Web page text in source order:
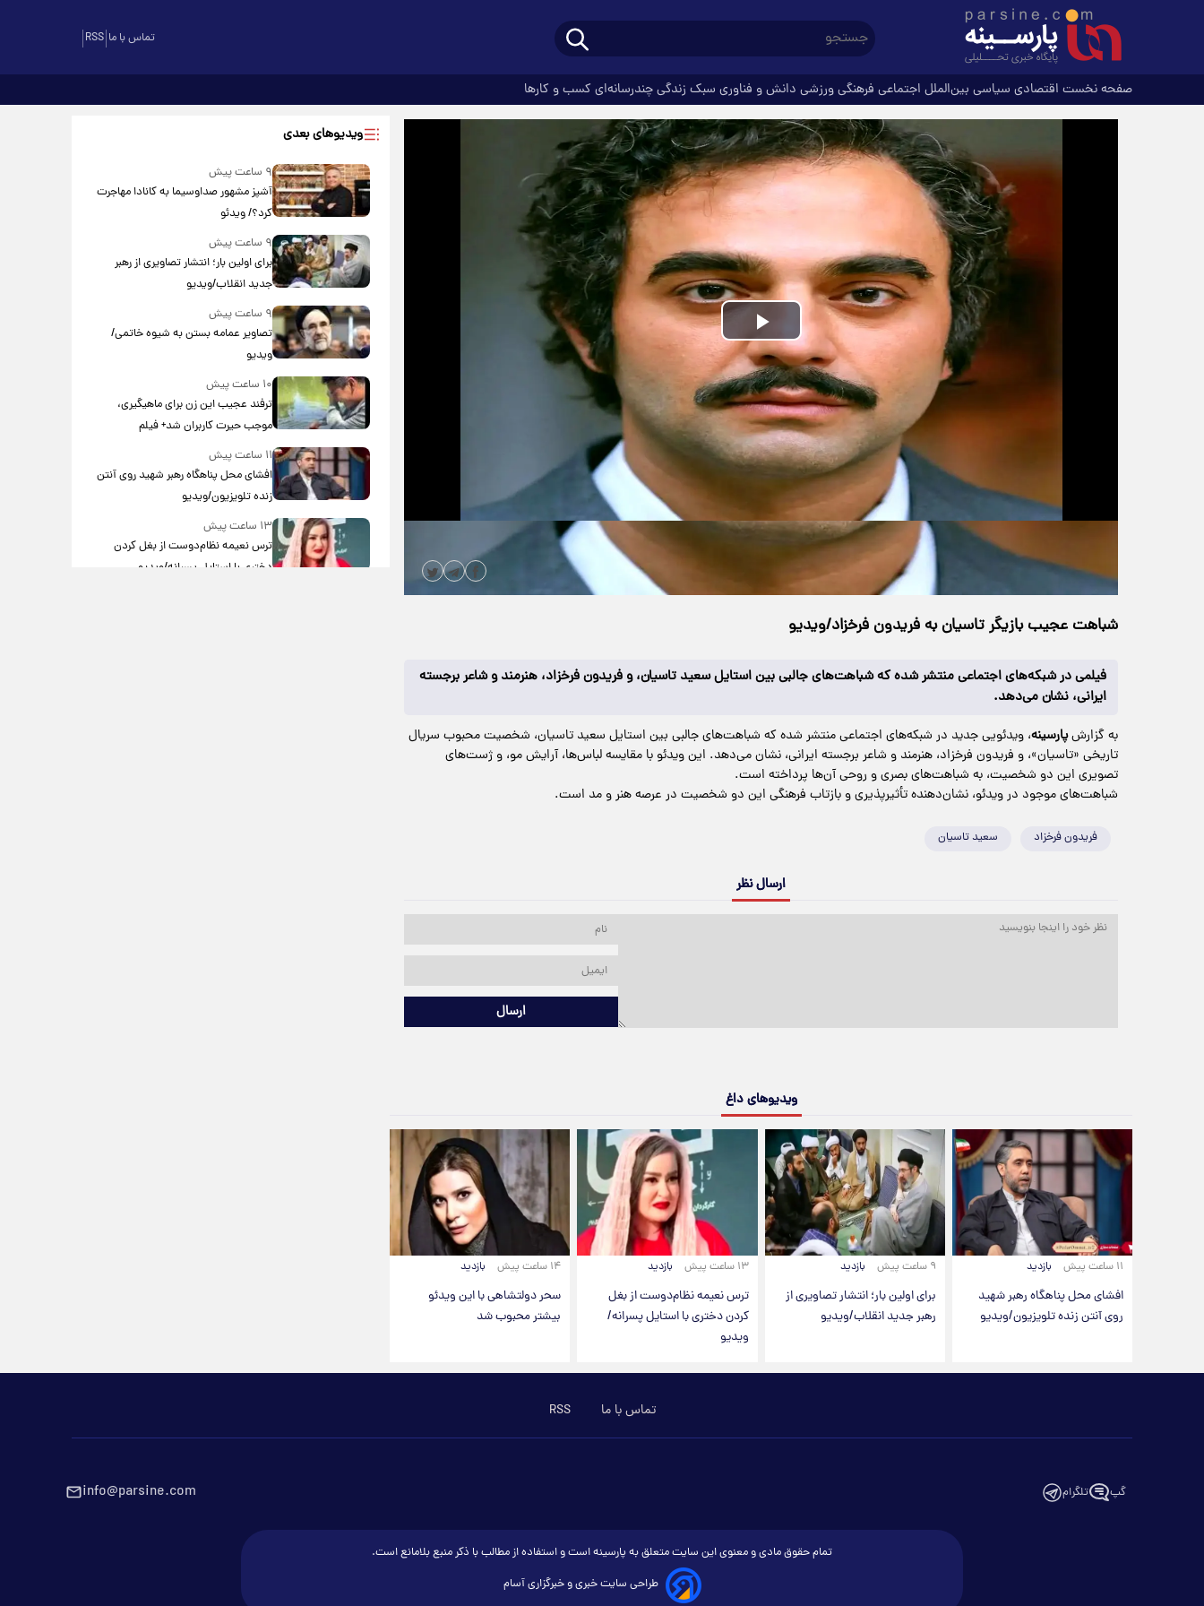
RSS تماس با ما
صفحه نخست اقتصادی سیاسی بین‌الملل اجتماعی فرهنگیورزشی دانش و فناوری سبک زندگیچندرسانه‌ای کسب و کارها
Play
Video
حجم ویدیو: 1.73M |مدت زمان ویدیو: 00:00:15
خانه>فرهنگی 541 بازدید
شباهت عجیب بازیگر تاسیان به فریدون فرخزاد/ویدیو
فیلمی در شبکه‌های اجتماعی منتشر شده که شباهت‌های جالبی بین استایل سعید تاسیان، و فریدون فرخزاد، هنرمند و شاعر برجسته
ایرانی، نشان می‌دهد.
به گزارشپارسینه، ویدئویی جدید در شبکه‌های اجتماعی منتشر شده که شباهت‌های جالبی بین استایل سعید تاسیان، شخصیت محبوب سریال
تاریخی «تاسیان»، و فریدون فرخزاد، هنرمند و شاعر برجسته ایرانی، نشان می‌دهد. این ویدئو با مقایسه لباس‌ها، آرایش مو، و ژست‌های
تصویری این دو شخصیت، به شباهت‌های بصری و روحی آن‌ها پرداخته است.
شباهت‌های موجود در ویدئو، نشان‌دهنده تأثیرپذیری و بازتاب فرهنگی این دو شخصیت در عرصه هنر و مد است.
فریدون فرخزاد سعید تاسیان
ارسال نظر
ارسال
ویدیوهای داغ
۱۱ ساعت پیش بازدید
افشای محل پناهگاه‌ رهبر شهید
روی آنتن زنده تلویزیون/ویدیو
۹ ساعت پیش بازدید
برای اولین بار؛ انتشار تصاویری از
رهبر جدید انقلاب/ویدیو
۱۳ ساعت پیش بازدید
ترس نعیمه نظام‌دوست از بغل
کردن دختری با استایل پسرانه/
ویدیو
۱۴ ساعت پیش بازدید
سحر دولتشاهی با این ویدئو
بیشتر محبوب شد
ویدیوهای بعدی
۹ ساعت پیش
آشپز مشهور صداوسیما به کانادا مهاجرت
کرد؟/ ویدئو
۹ ساعت پیش
برای اولین بار؛ انتشار تصاویری از رهبر
جدید انقلاب/ویدیو
۹ ساعت پیش
تصاویر عمامه بستن به شیوه خاتمی/
ویدیو
۱۰ ساعت پیش
ترفند عجیب این زن برای ماهیگیری،
موجب حیرت کاربران شد+ فیلم
۱۱ ساعت پیش
افشای محل پناهگاه‌ رهبر شهید روی آنتن
زنده تلویزیون/ویدیو
۱۳ ساعت پیش
ترس نعیمه نظام‌دوست از بغل کردن
دختری با استایل پسرانه/ویدیو
تماس با ما RSS
گپ تلگرام info@parsine.com
تمام حقوق مادی و معنوی این سایت متعلق به پارسینه است و استفاده از مطالب با ذکر منبع بلامانع است.
طراحی سایت خبری و خبرگزاری آسام